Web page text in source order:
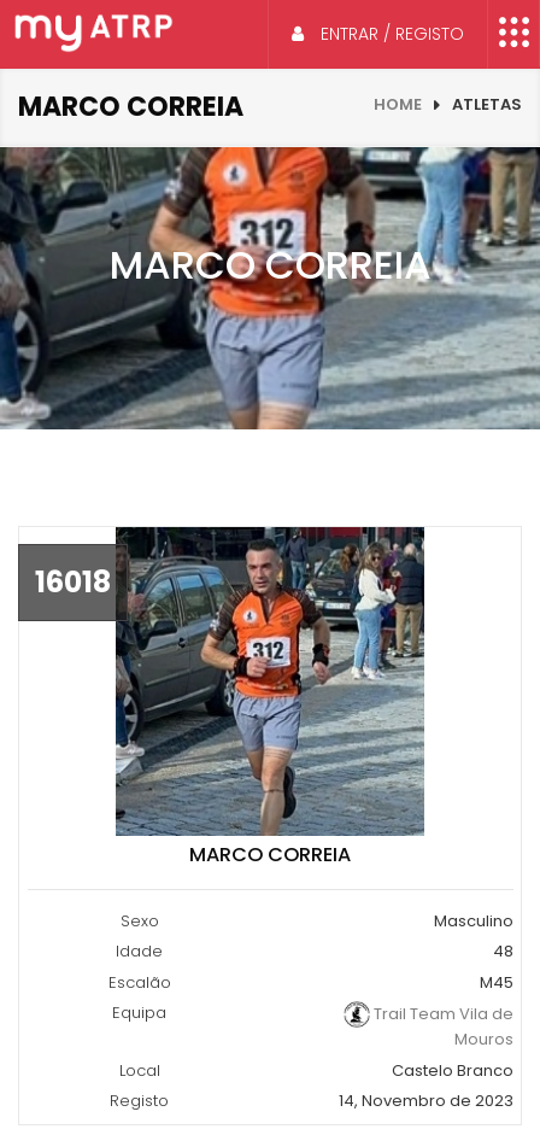
ENTRAR / REGISTO
MARCO CORREIA HOME ATLETAS
MARCO CORREIA
16018
MARCO CORREIA
Sexo
Masculino
Idade
48
Escalão
M45
Equipa
Trail Team Vila de
Mouros
Local
Castelo Branco
Registo
14, Novembro de 2023